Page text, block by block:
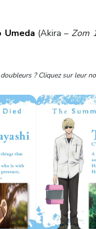
Umeda (Akira – Zom
? Cliquez sur leur